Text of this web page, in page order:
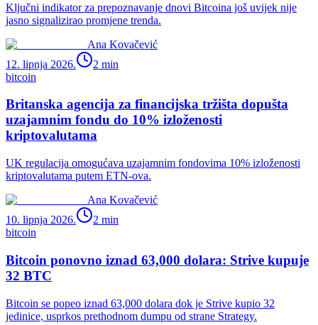
Ključni indikator za prepoznavanje dnovi Bitcoina još uvijek nije
jasno signalizirao promjene trenda.
Ana Kovačević
12. lipnja 2026.
2 min
bitcoin
Britanska agencija za financijska tržišta dopušta
uzajamnim fondu do 10% izloženosti
kriptovalutama
UK regulacija omogućava uzajamnim fondovima 10% izloženosti
kriptovalutama putem ETN-ova.
Ana Kovačević
10. lipnja 2026.
2 min
bitcoin
Bitcoin ponovno iznad 63,000 dolara: Strive kupuje
32 BTC
Bitcoin se popeo iznad 63,000 dolara dok je Strive kupio 32
jedinice, usprkos prethodnom dumpu od strane Strategy.